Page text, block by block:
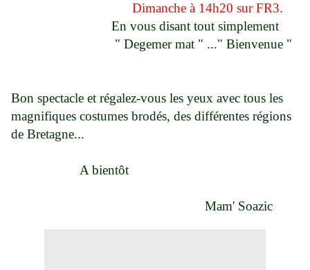
Dimanche à 14h20 sur FR3.
En vous disant tout simplement
" Degemer mat " ..." Bienvenue "
Bon spectacle et régalez-vous les yeux avec tous les
magnifiques costumes brodés, des différentes régions
de Bretagne...
A bientôt
Mam' Soazic